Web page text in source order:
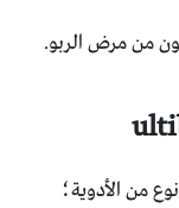
من مرض الربو.
من الأدوية؛